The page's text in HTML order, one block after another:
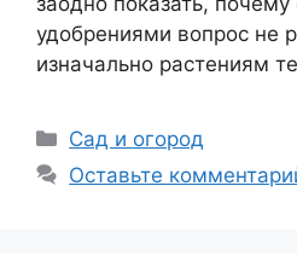
удобрениями вопрос не
изначально растениям
Рубрики
Сад и огород
Оставьте